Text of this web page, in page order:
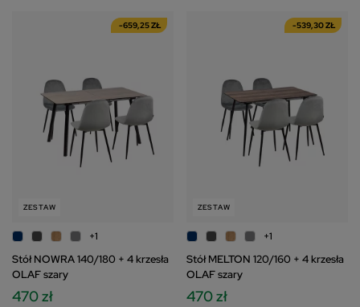
-659,25 ZŁ
ZESTAW
+1
Stół NOWRA 140/180 + 4 krzesła
OLAF szary
470 zł
-539,30 ZŁ
ZESTAW
+1
Stół MELTON 120/160 + 4 krzesła
OLAF szary
470 zł